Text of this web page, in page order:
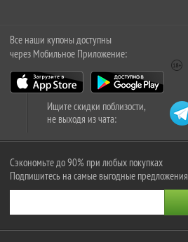
Все наши купоны доступны
через Мобильное Приложение:
Ищите скидки поблизости,
не выходя из чата:
Сэкономьте до 90% при любых покупках
Подпишитесь на самые выгодные предложения